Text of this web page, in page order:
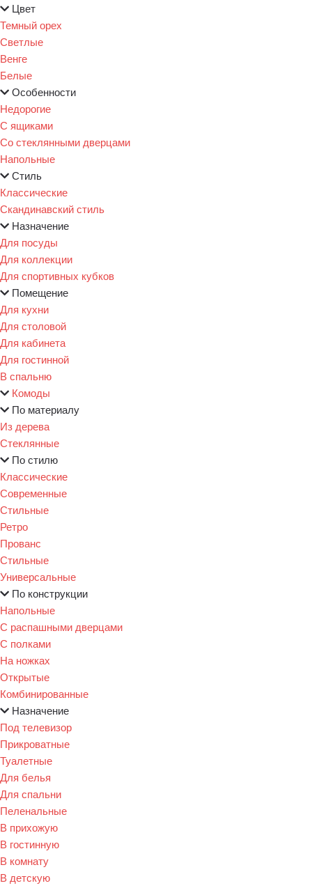
Цвет
Темный орех
Светлые
Венге
Белые
Особенности
Недорогие
С ящиками
Со стеклянными дверцами
Напольные
Стиль
Классические
Скандинавский стиль
Назначение
Для посуды
Для коллекции
Для спортивных кубков
Помещение
Для кухни
Для столовой
Для кабинета
Для гостинной
В спальню
Комоды
По материалу
Из дерева
Стеклянные
По стилю
Классические
Современные
Стильные
Ретро
Прованс
Стильные
Универсальные
По конструкции
Напольные
С распашными дверцами
С полками
На ножках
Открытые
Комбинированные
Назначение
Под телевизор
Прикроватные
Туалетные
Для белья
Для спальни
Пеленальные
В прихожую
В гостинную
В комнату
В детскую